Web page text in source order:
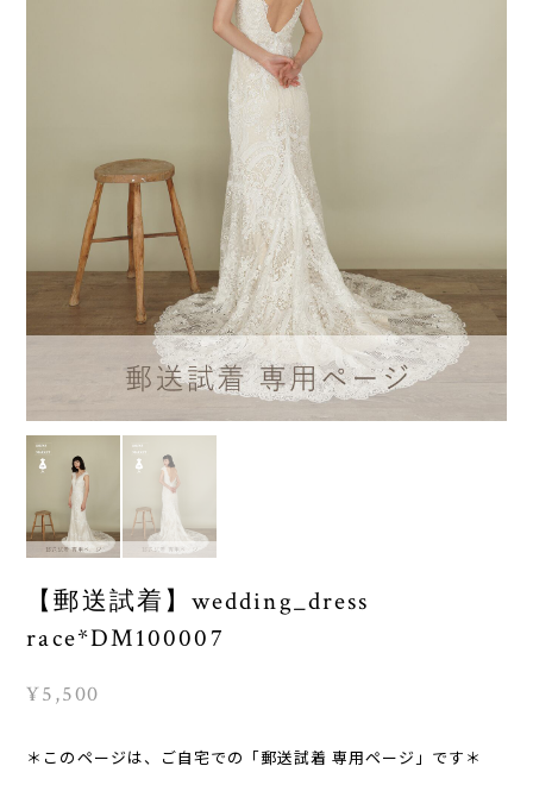
【郵送試着】wedding_dress
race*DM100007
¥5,500
＊このページは、ご自宅での「郵送試着 専用ページ」です＊